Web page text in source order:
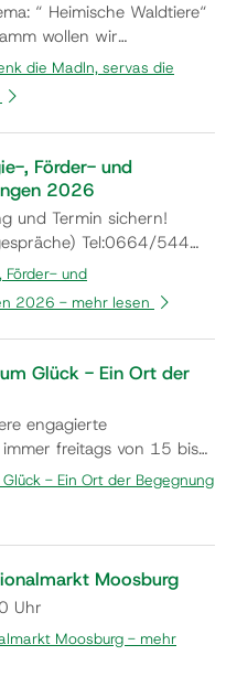
“ Heimische Waldtiere“
wollen wir
Alltag unserer Gäste
als auch die
körperlich als auch
vor allem zum
der Gäste beitragen.
die Madln, servas die
, Förder- und
2026
und Termin sichern!
Tel:0664/544
karolinger.at
Förder- und
2026 - mehr lesen
Glück - Ein Ort der
engagierte
freitags von 15 bis
Mai bis Oktober
der Wetterlage z.B.
dazu ein, am
zu nehmen und
zu kommen.
und n…
- Ein Ort der Begegnung
Moosburg
Uhr
Moosburg - mehr